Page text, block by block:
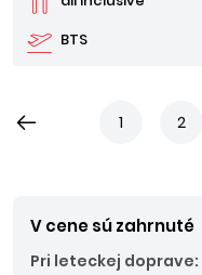
BTS
1 2
V cene sú zahrnuté
Pri leteckej doprave: